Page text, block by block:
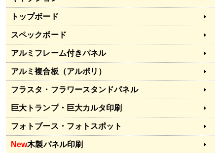
トップボード
スペックボード
アルミフレーム付きパネル
アルミ複合板（アルポリ）
フラスタ・フラワースタンドパネル
巨大トランプ・巨大カルタ印刷
フォトブース・フォトスポット
New木製パネル印刷